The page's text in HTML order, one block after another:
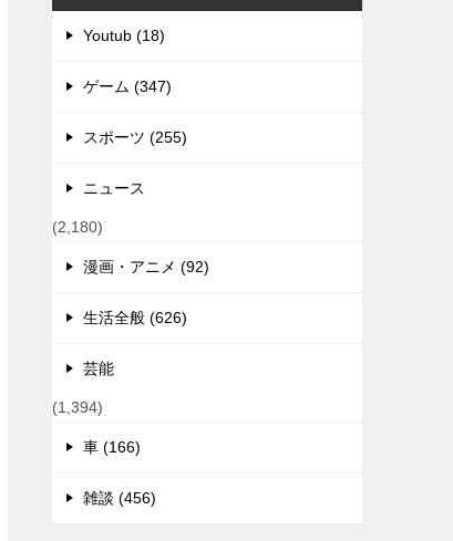
Youtub (18)
ゲーム (347)
スポーツ (255)
ニュース
(2,180)
漫画・アニメ (92)
生活全般 (626)
芸能
(1,394)
車 (166)
雑談 (456)